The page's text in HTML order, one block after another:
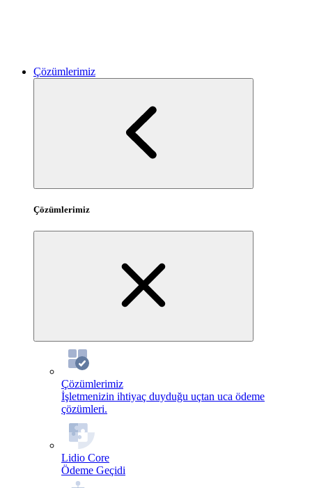
Çözümlerimiz
Çözümlerimiz
Çözümlerimiz
İşletmenizin ihtiyaç duyduğu uçtan uca ödeme
çözümleri.
Lidio Core
Ödeme Geçidi